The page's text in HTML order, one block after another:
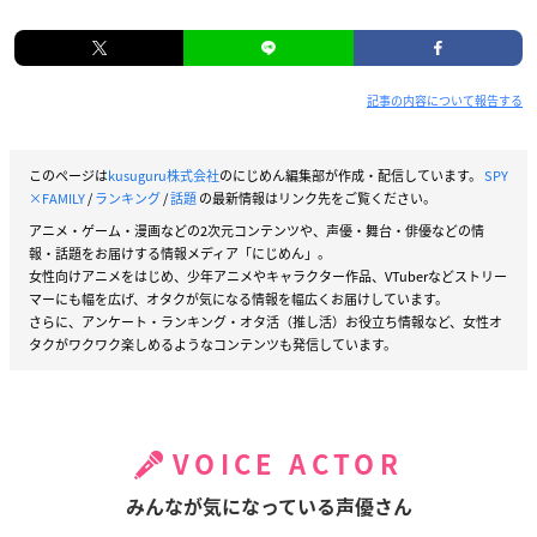
記事の内容について報告する
このページはkusuguru株式会社のにじめん編集部が作成・配信しています。 SPY
×FAMILY/ランキング/話題の最新情報はリンク先をご覧ください。
アニメ・ゲーム・漫画などの2次元コンテンツや、声優・舞台・俳優などの情
報・話題をお届けする情報メディア「にじめん」。
女性向けアニメをはじめ、少年アニメやキャラクター作品、VTuberなどストリー
マーにも幅を広げ、オタクが気になる情報を幅広くお届けしています。
さらに、アンケート・ランキング・オタ活（推し活）お役立ち情報など、女性オ
タクがワクワク楽しめるようなコンテンツも発信しています。
VOICE ACTOR
みんなが気になっている声優さん